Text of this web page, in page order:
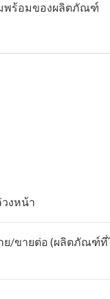
มพร้อมของผลิตภัณฑ์
งหน้า
ย/ขายต่อ (ผลิตภัณฑ์